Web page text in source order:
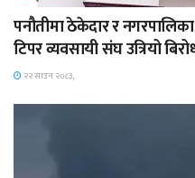
पनौतीमा ठेकेदार र
टिपर व्यवसायी संघ उत्रियो
२२ साउन २०८३,